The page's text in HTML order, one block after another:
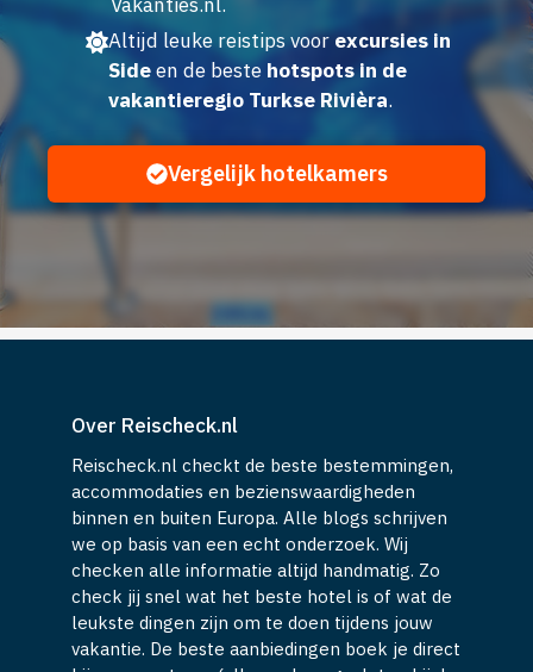
Altijd leuke reistips voorexcursies in
Sideen de beste hotspots in de
vakantieregio Turkse Rivièra.
Vergelijk hotelkamers
Over Reischeck.nl
Reischeck.nl checkt de beste bestemmingen,
accommodaties en bezienswaardigheden
binnen en buiten Europa. Alle blogs schrijven
we op basis van een echt onderzoek. Wij
checken alle informatie altijd handmatig. Zo
check jij snel wat het beste hotel is of wat de
leukste dingen zijn om te doen tijdens jouw
vakantie. De beste aanbiedingen boek je direct